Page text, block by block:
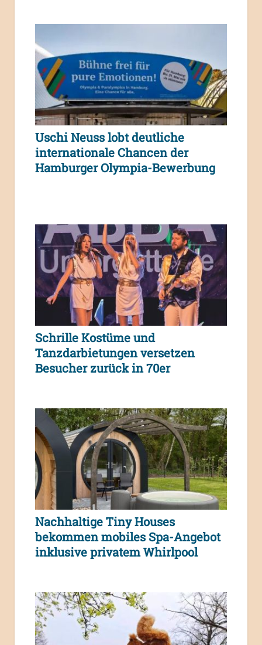
Uschi Neuss lobt deutliche
internationale Chancen der
Hamburger Olympia-Bewerbung
Schrille Kostüme und
Tanzdarbietungen versetzen
Besucher zurück in 70er
Nachhaltige Tiny Houses
bekommen mobiles Spa-Angebot
inklusive privatem Whirlpool